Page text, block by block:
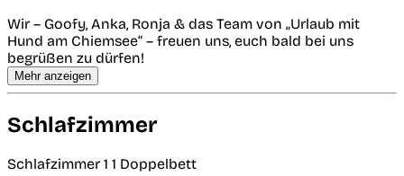
Wir – Goofy, Anka, Ronja & das Team von „Urlaub mit
Hund am Chiemsee“ – freuen uns, euch bald bei uns
begrüßen zu dürfen!
Mehr anzeigen
Schlafzimmer
Schlafzimmer 1 1 Doppelbett